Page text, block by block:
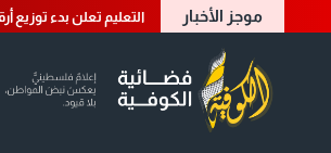
موجز الأخبار التعليم تعلن بدء توزيع